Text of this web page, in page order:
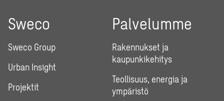
Sweco
Sweco Group
Urban Insight
Projektit
Palvelumme
Rakennukset ja
kaupunkikehitys
Teollisuus, energia ja
ympäristö